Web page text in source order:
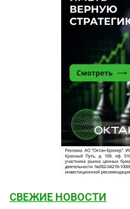
СВЕЖИЕ НОВОСТИ